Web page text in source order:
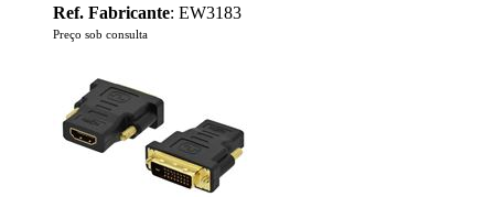
Ref. Fabricante: EW3183
Preço sob consulta